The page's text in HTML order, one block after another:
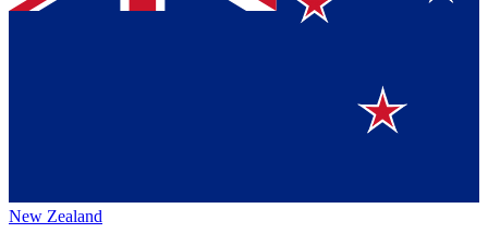
New Zealand